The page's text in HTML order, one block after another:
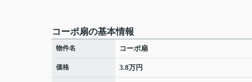
コーポ扇の基本情報
物件名 コーポ扇
価格 3.8万円